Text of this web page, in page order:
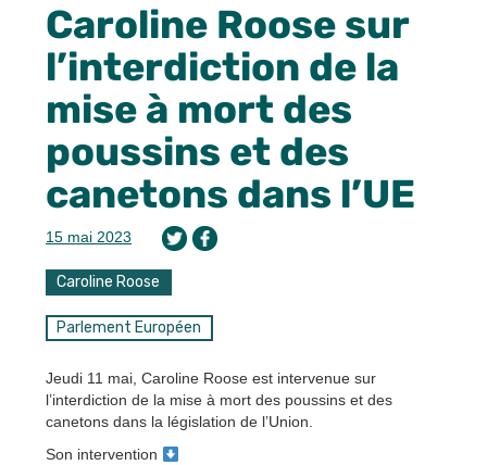
Caroline Roose sur
l’interdiction de la
mise à mort des
poussins et des
canetons dans l’UE
15 mai 2023
Caroline Roose
Parlement Européen
Jeudi 11 mai, Caroline Roose est intervenue sur
l’interdiction de la mise à mort des poussins et des
canetons dans la législation de l’Union.
Son intervention